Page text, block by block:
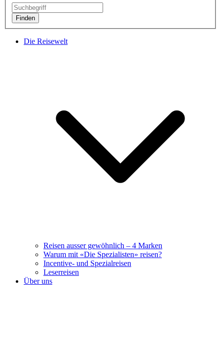
Die Reisewelt
Reisen ausser gewöhnlich – 4 Marken
Warum mit «Die Spezialisten» reisen?
Incentive- und Spezialreisen
Leserreisen
Über uns